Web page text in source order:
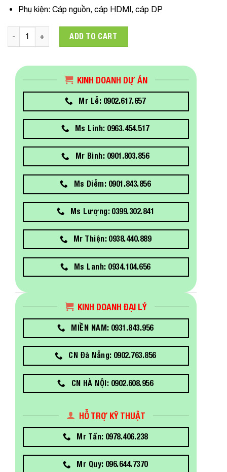
Phụ kiện: Cáp nguồn, cáp HDMI, cáp DP
Màn hình cong Dell S3222HG 32in FHD VA 165Hz 1ms
ADD TO CART
KINH DOANH DỰ ÁN
Mr Lễ: 0902.617.657
Ms Linh: 0963.454.517
Mr Bình: 0901.803.856
Ms Diễm: 0901.843.856
Ms Lượng: 0399.302.841
Mr Thiện: 0938.440.889
Ms Lanh: 0934.104.656
KINH DOANH ĐẠI LÝ
MIỀN NAM: 0931.843.956
CN Đà Nẵng: 0902.763.856
CN HÀ NỘI: 0902.608.956
HỖ TRỢ KỸ THUẬT
Mr Tấn: 0978.406.238
Mr Quy: 096.644.7370